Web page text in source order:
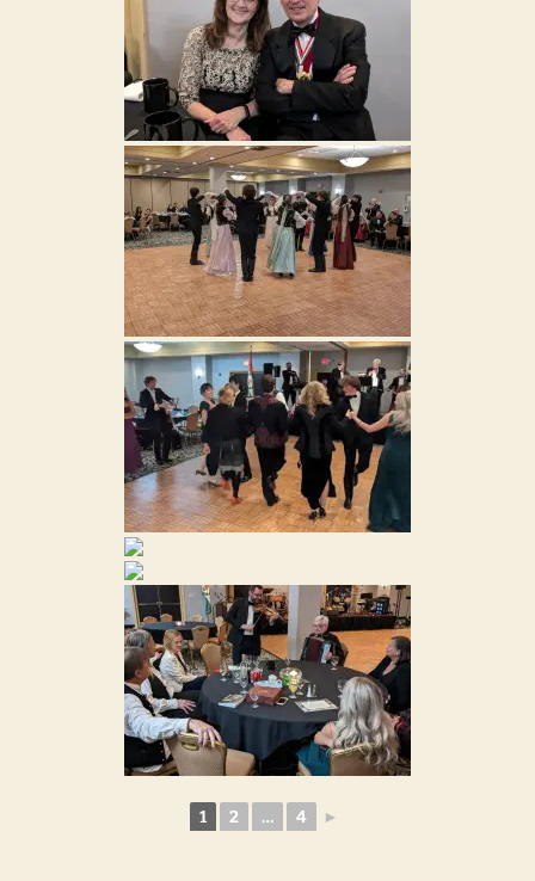
1 2 … 4 ►